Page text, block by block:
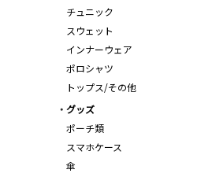
チュニック
スウェット
インナーウェア
ポロシャツ
トップス/その他
グッズ
ポーチ類
スマホケース
傘